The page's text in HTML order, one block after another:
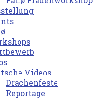
Videos
Drachenfeste
Reportage